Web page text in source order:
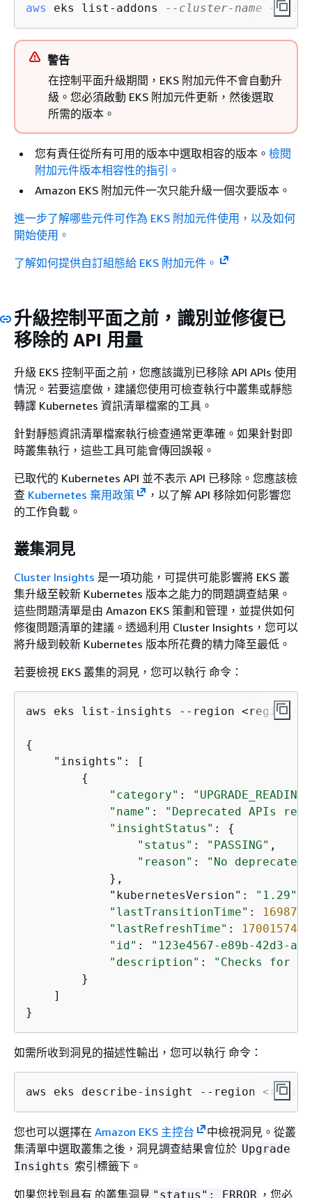
aws eks list-addons --cluster-name
警告
在控制平面升級期間，EKS 附加元件不會自動升
級。您必須啟動 EKS 附加元件更新，然後選取
所需的版本。
您有責任從所有可用的版本中選取相容的版本。 檢閱
附加元件版本相容性的指引。
Amazon EKS 附加元件一次只能升級一個次要版本。
進一步了解哪些元件可作為 EKS 附加元件使用，以及如何
開始使用。
了解如何提供自訂組態給 EKS 附加元件。
升級控制平面之前，識別並修復已
移除的 API 用量
升級 EKS 控制平面之前，您應該識別已移除 API APIs 使用
情況。若要這麼做，建議您使用可檢查執行中叢集或靜態
轉譯 Kubernetes 資訊清單檔案的工具。
針對靜態資訊清單檔案執行檢查通常更準確。如果針對即
時叢集執行，這些工具可能會傳回誤報。
已取代的 Kubernetes API 並不表示 API 已移除。您應該檢
查 Kubernetes 棄用政策
，以了解 API 移除如何影響您
的工作負載。
叢集洞見
Cluster Insights 是一項功能，可提供可能影響將 EKS 叢
集升級至較新 Kubernetes 版本之能力的問題調查結果。
這些問題清單是由 Amazon EKS 策劃和管理，並提供如何
修復問題清單的建議。透過利用 Cluster Insights，您可以
將升級到較新 Kubernetes 版本所花費的精力降至最低。
若要檢視 EKS 叢集的洞見，您可以執行 命令：
aws eks list-insights --region <region-
{
    "insights": [
{
"category" :
"name" :
"Deprecated APIs
"insightStatus" : {
"status" : "PASSING" ,
"reason" :
"No
            },
            "kubernetesVersion":
"1.29"
"lastTransitionTime" :
"lastRefreshTime" :
"id" :
"123e4567-e89b-42d3-
"description" :
"Checks for
        }
    ]
}
如需所收到洞見的描述性輸出，您可以執行 命令：
aws eks describe-insight --region <
您也可以選擇在 Amazon EKS 主控台
中檢視洞見。從叢
集清單中選取叢集之後，洞見調查結果會位於 Upgrade
Insights 索引標籤下。
如果您找到具有 的叢集洞見 "status": ERROR ，您必